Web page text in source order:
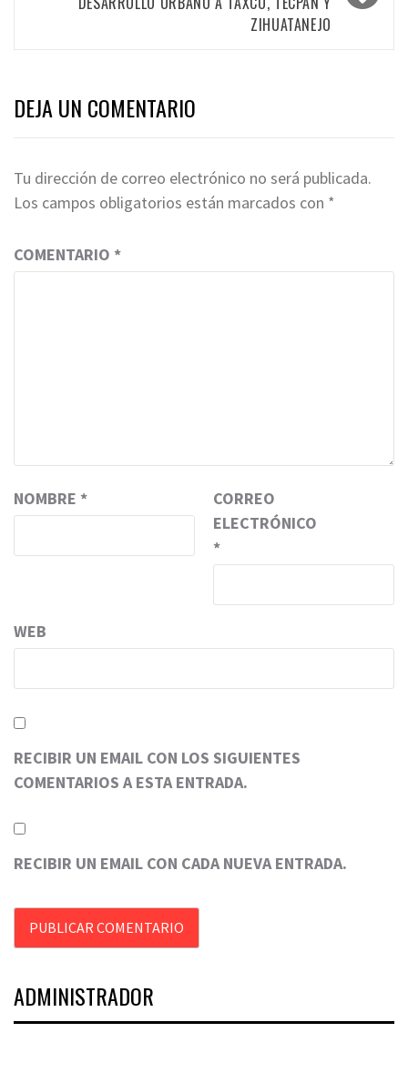
ZIHUATANEJO
DEJA UN COMENTARIO
Tu dirección de correo electrónico no será publicada.
Los campos obligatorios están marcados con *
COMENTARIO *
NOMBRE *
CORREO
ELECTRÓNICO
*
WEB
RECIBIR UN EMAIL CON LOS SIGUIENTES
COMENTARIOS A ESTA ENTRADA.
RECIBIR UN EMAIL CON CADA NUEVA ENTRADA.
ADMINISTRADOR